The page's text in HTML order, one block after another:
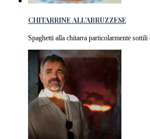
CHITARRINE ALL’ABRUZZESE
Spaghetti alla chitarra particolarmente sottili